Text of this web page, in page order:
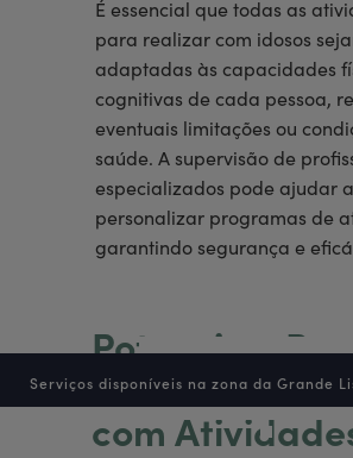
É essencial que todas as
para realizar com idosos
adaptadas às capacidades
cognitivas de cada pessoa,
eventuais limitações ou
saúde. A supervisão de
especializados pode ajudar a
personalizar programas de
garantindo segurança e
Potencie o
estar dos
com
Serviços disponíveis na zona da Grande